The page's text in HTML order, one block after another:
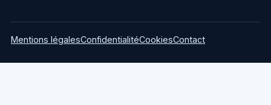
Mentions légalesConfidentialitéCookiesContact